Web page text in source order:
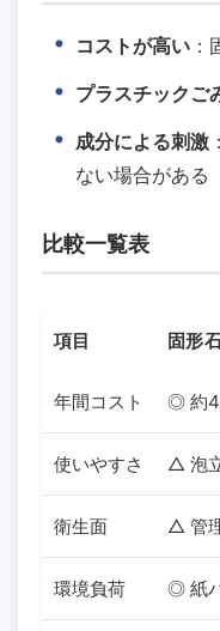
コストが高い
プラスチックご
成分による刺激
ない場合がある
比較一覧表
項目 固形
年間コスト ◎ 約
使いやすさ △ 泡
衛生面 △ 管
環境負荷 ◎ 紙